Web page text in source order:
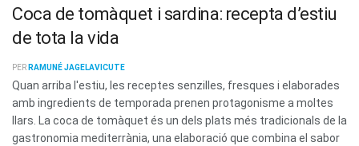
Coca de tomàquet i sardina: recepta d’estiu
de tota la vida
PER RAMUNÉ JAGELAVICUTE
Quan arriba l'estiu, les receptes senzilles, fresques i elaborades
amb ingredients de temporada prenen protagonisme a moltes
llars. La coca de tomàquet és un dels plats més tradicionals de la
gastronomia mediterrània, una elaboració que combina el sabor